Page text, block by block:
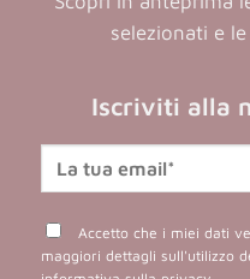
selezionati e
Iscriviti alla
Accetto che i miei dati
maggiori dettagli sull'utilizzo